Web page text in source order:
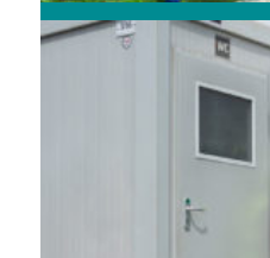
BASES VIE SANITAIRES